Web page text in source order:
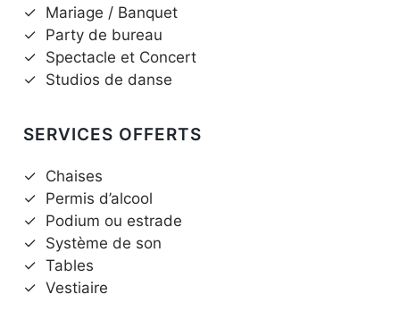
✓ Mariage / Banquet
✓ Party de bureau
✓ Spectacle et Concert
✓ Studios de danse
SERVICES OFFERTS
✓ Chaises
✓ Permis d’alcool
✓ Podium ou estrade
✓ Système de son
✓ Tables
✓ Vestiaire